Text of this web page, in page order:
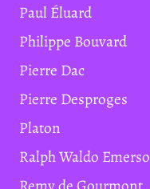
Paul Éluard
Philippe Bouvard
Pierre Dac
Pierre Desproges
Platon
Ralph Waldo